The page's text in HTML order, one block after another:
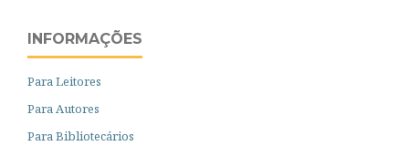
INFORMAÇÕES
Para Leitores
Para Autores
Para Bibliotecários